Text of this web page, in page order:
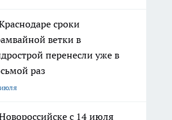
сроки
ветки в
перенесли уже в
раз
с 14 июля